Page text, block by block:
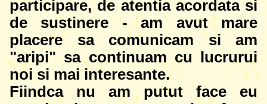
participare, de atentia acordata si
de sustinere - am avut mare
placere sa comunicam si am
"aripi" sa continuam cu lucrurui
noi si mai interesante.
Fiindca nu am putut face eu